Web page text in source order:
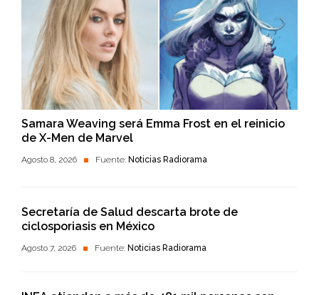
Samara Weaving será Emma Frost en el reinicio
de X-Men de Marvel
Agosto 8, 2026 Fuente: Noticias Radiorama
Secretaría de Salud descarta brote de
ciclosporiasis en México
Agosto 7, 2026 Fuente: Noticias Radiorama